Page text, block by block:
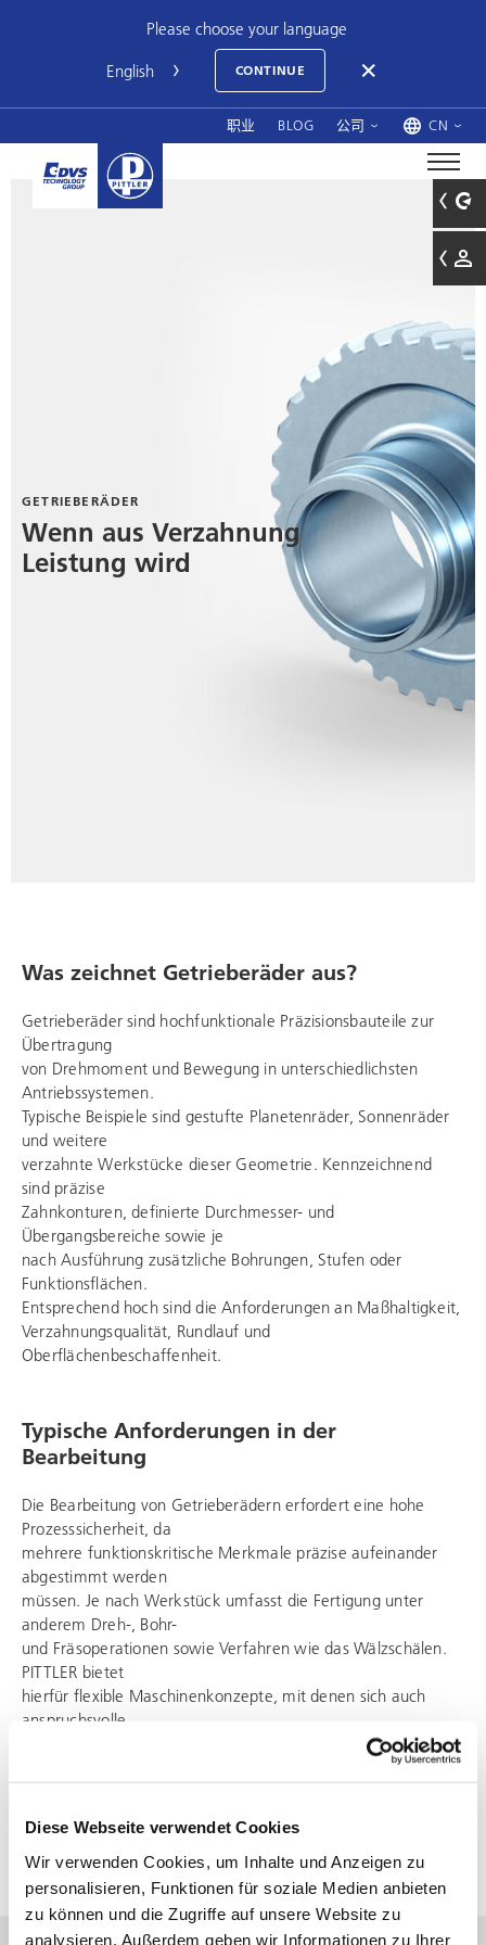
Diese Webseite verwendet Cookies
Wir verwenden Cookies, um Inhalte und Anzeigen zu
personalisieren, Funktionen für soziale Medien anbieten
zu können und die Zugriffe auf unsere Website zu
analysieren. Außerdem geben wir Informationen zu Ihrer
Please choose your language
CONTINUE
职业 BLOG 公司 CN
GETRIEBERÄDER
Wenn aus Verzahnung
Leistung wird
Was zeichnet Getrieberäder aus?
Getrieberäder sind hochfunktionale Präzisionsbauteile zur
Übertragung
von Drehmoment und Bewegung in unterschiedlichsten
Antriebssystemen.
Typische Beispiele sind gestufte Planetenräder, Sonnenräder
und weitere
verzahnte Werkstücke dieser Geometrie. Kennzeichnend
sind präzise
Zahnkonturen, definierte Durchmesser- und
Übergangsbereiche sowie je
nach Ausführung zusätzliche Bohrungen, Stufen oder
Funktionsflächen.
Entsprechend hoch sind die Anforderungen an Maßhaltigkeit,
Verzahnungsqualität, Rundlauf und
Oberflächenbeschaffenheit.
Typische Anforderungen in der
Bearbeitung
Die Bearbeitung von Getrieberädern erfordert eine hohe
Prozesssicherheit, da
mehrere funktionskritische Merkmale präzise aufeinander
abgestimmt werden
müssen. Je nach Werkstück umfasst die Fertigung unter
anderem Dreh-, Bohr-
und Fräsoperationen sowie Verfahren wie das Wälzschälen.
PITTLER bietet
hierfür flexible Maschinenkonzepte, mit denen sich auch
anspruchsvolle
Zahnradgeometrien effizient und präzise in wenigen
wirtschaftliche Fertigungsprozesse.